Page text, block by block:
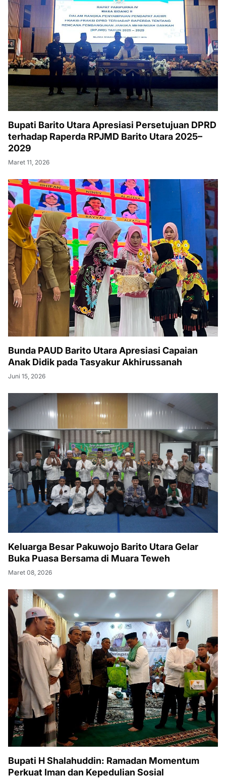
Bupati Barito Utara Apresiasi Persetujuan DPRD
terhadap Raperda RPJMD Barito Utara 2025–
2029
Maret 11, 2026
Bunda PAUD Barito Utara Apresiasi Capaian
Anak Didik pada Tasyakur Akhirussanah
Juni 15, 2026
Keluarga Besar Pakuwojo Barito Utara Gelar
Buka Puasa Bersama di Muara Teweh
Maret 08, 2026
Bupati H Shalahuddin: Ramadan Momentum
Perkuat Iman dan Kepedulian Sosial